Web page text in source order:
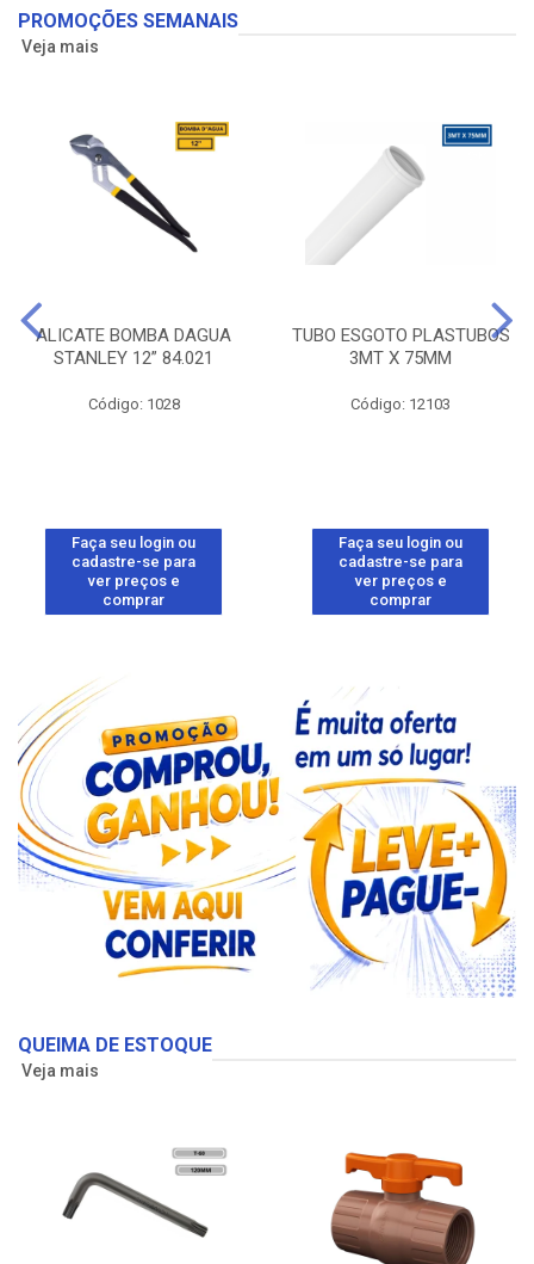
PROMOÇÕES SEMANAIS
Veja mais
ALICATE BOMBA DAGUA
STANLEY 12” 84.021
Código: 1028
Faça seu login ou
cadastre-se para
ver preços e
comprar
TUBO ESGOTO PLASTUBOS
3MT X 75MM
Código: 12103
Faça seu login ou
cadastre-se para
ver preços e
comprar
QUEIMA DE ESTOQUE
Veja mais